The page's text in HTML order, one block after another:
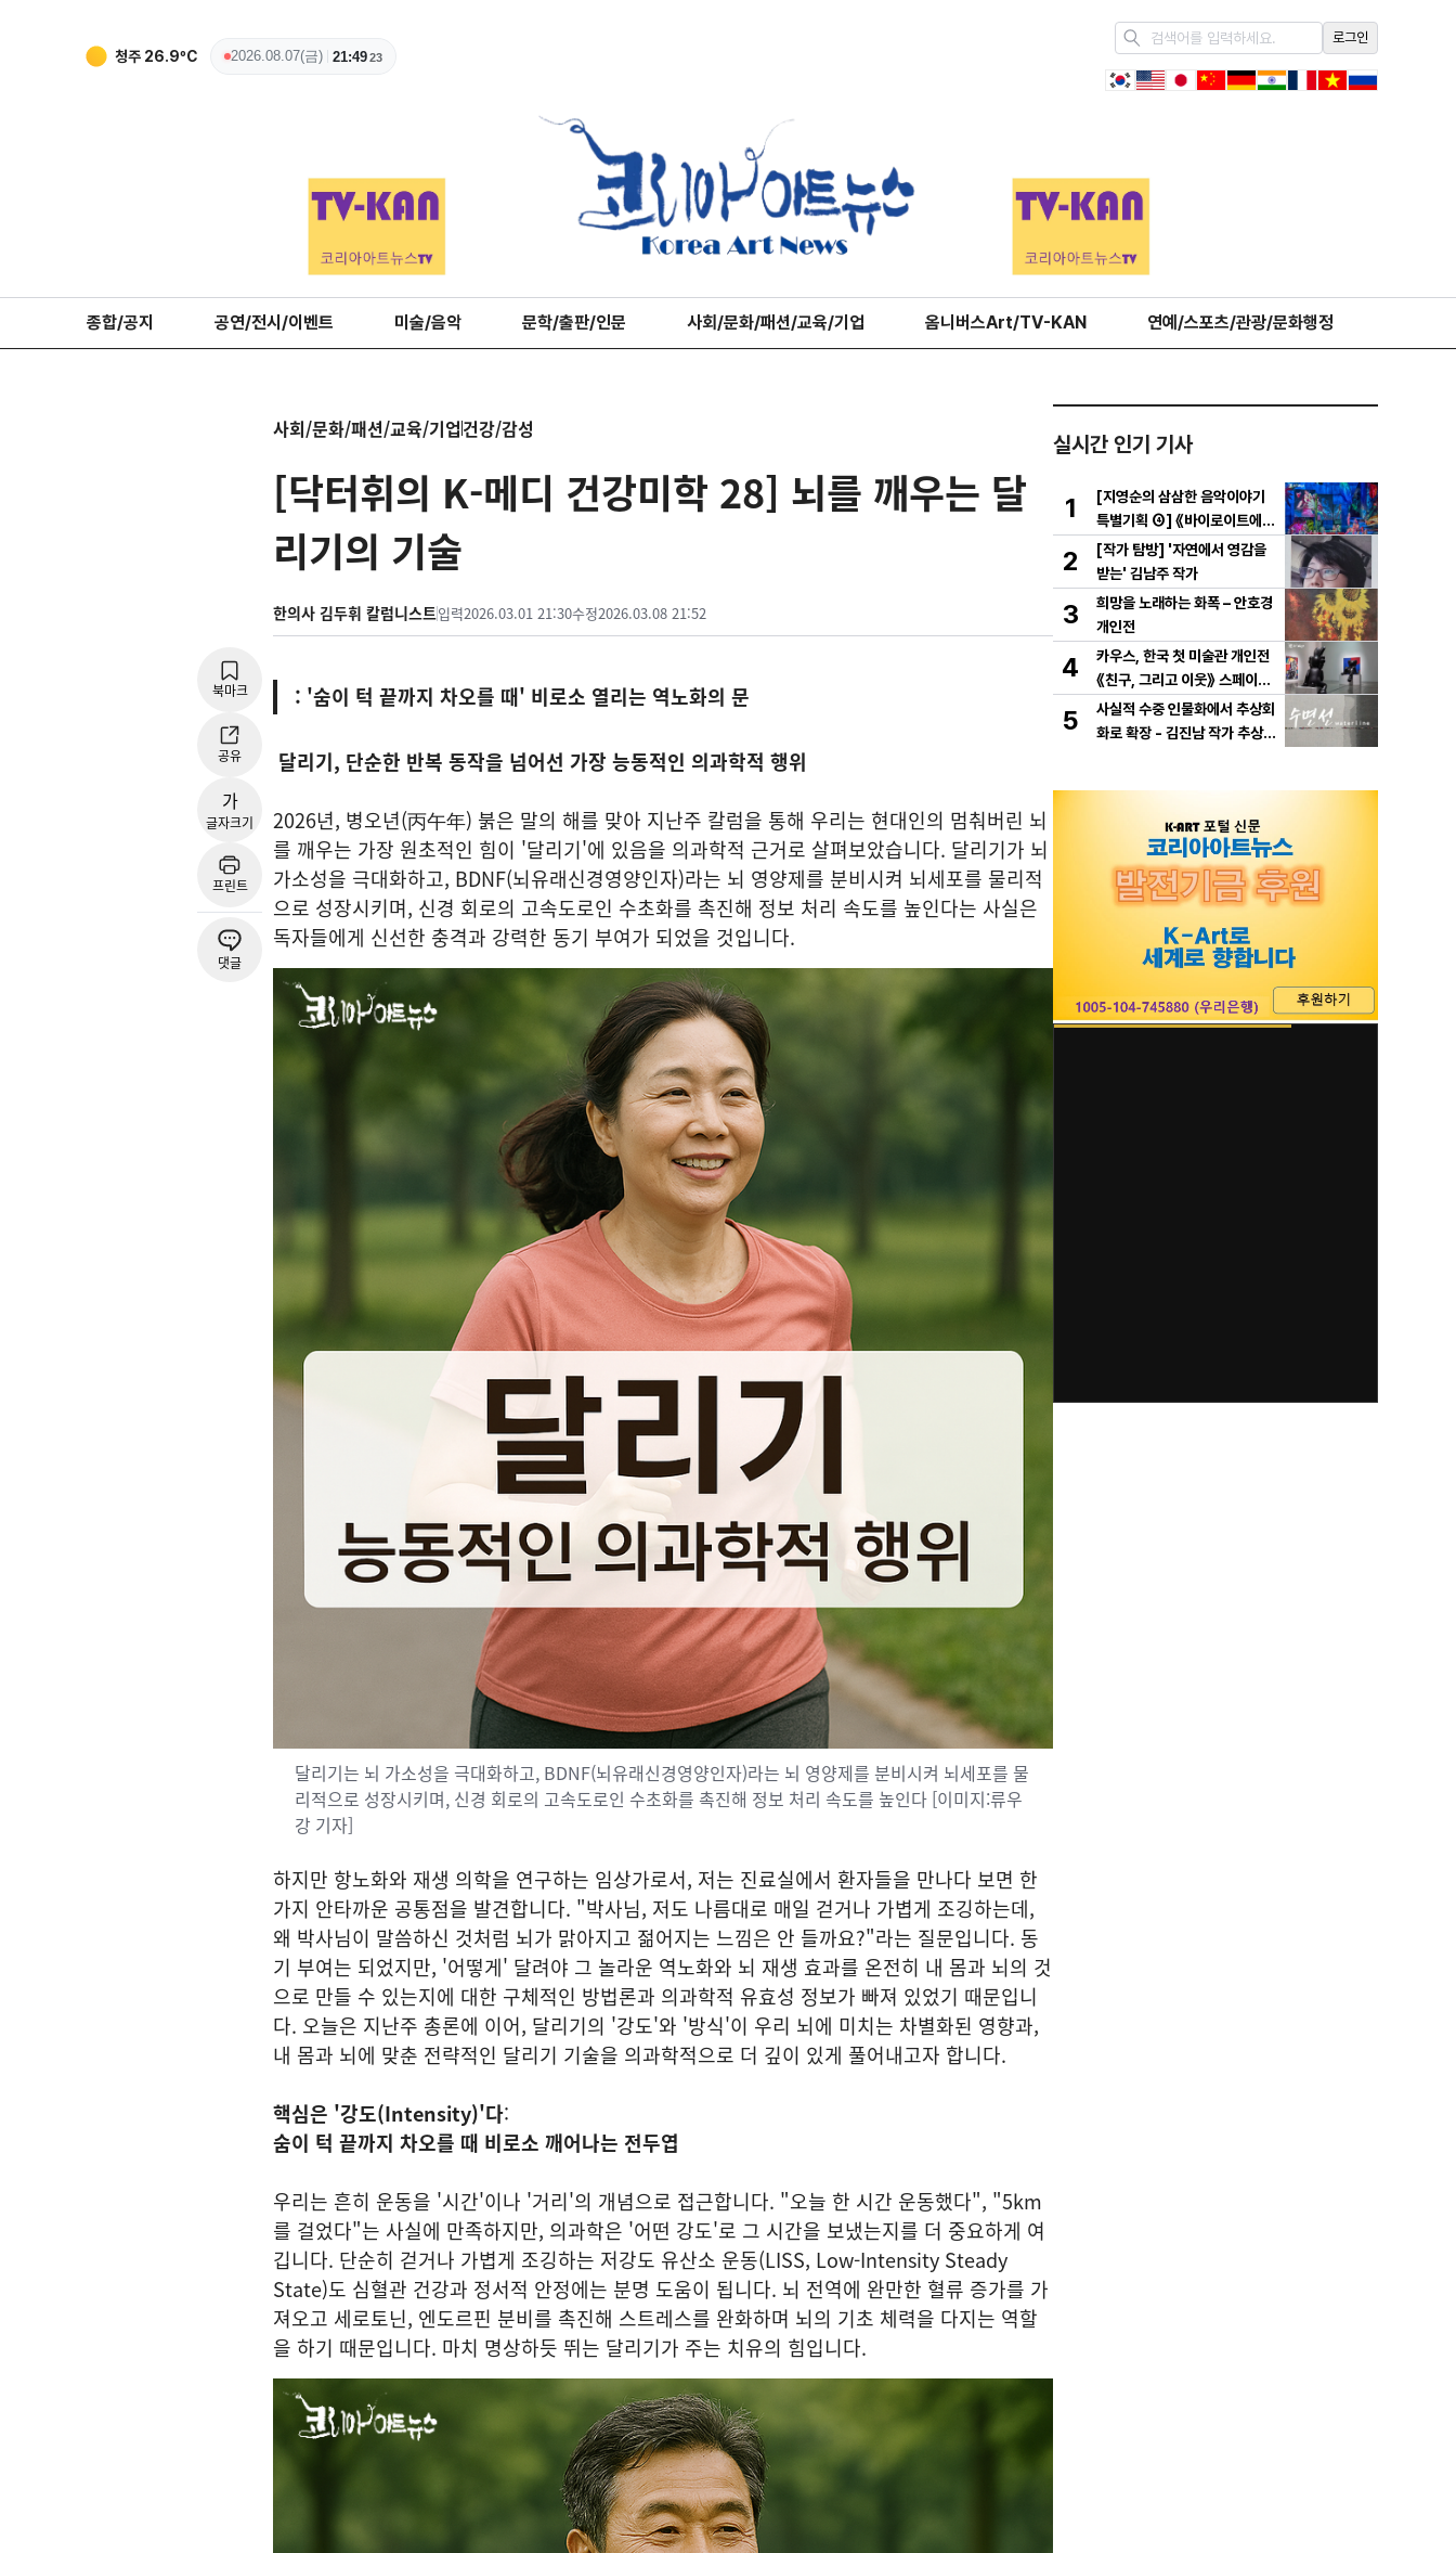
청주 26.9ºC 2026.08.07(금) 21:4924
로그인
종합/공지 공연/전시/이벤트 미술/음악 문학/출판/인문 사회/문화/패션/교육/기업 옴니버스Art/TV-KAN 연예/스포츠/관광/문화행정
사회/문화/패션/교육/기업건강/감성
[닥터휘의 K-메디 건강미학 28] 뇌를 깨우는 달
리기의 기술​
한의사 김두휘 칼럼니스트입력2026.03.01 21:30수정2026.03.08 21:52
북마크
공유
가
글자크기
프린트
댓글
: '숨이 턱 끝까지 차오를 때' 비로소 열리는 역노화의 문​
달리기, 단순한 반복 동작을 넘어선 가장 능동적인 의과학적 행위
​2026년, 병오년(丙午年) 붉은 말의 해를 맞아 지난주 칼럼을 통해 우리는 현대인의 멈춰버린 뇌
를 깨우는 가장 원초적인 힘이 '달리기'에 있음을 의과학적 근거로 살펴보았습니다. 달리기가 뇌
가소성을 극대화하고, BDNF(뇌유래신경영양인자)라는 뇌 영양제를 분비시켜 뇌세포를 물리적
으로 성장시키며, 신경 회로의 고속도로인 수초화를 촉진해 정보 처리 속도를 높인다는 사실은
독자들에게 신선한 충격과 강력한 동기 부여가 되었을 것입니다.​
달리기는 뇌 가소성을 극대화하고, BDNF(뇌유래신경영양인자)라는 뇌 영양제를 분비시켜 뇌세포를 물
리적으로 성장시키며, 신경 회로의 고속도로인 수초화를 촉진해 정보 처리 속도를 높인다 [이미지:류우
강 기자]
하지만 항노화와 재생 의학을 연구하는 임상가로서, 저는 진료실에서 환자들을 만나다 보면 한
가지 안타까운 공통점을 발견합니다. "박사님, 저도 나름대로 매일 걷거나 가볍게 조깅하는데,
왜 박사님이 말씀하신 것처럼 뇌가 맑아지고 젊어지는 느낌은 안 들까요?"라는 질문입니다. 동
기 부여는 되었지만, '어떻게' 달려야 그 놀라운 역노화와 뇌 재생 효과를 온전히 내 몸과 뇌의 것
으로 만들 수 있는지에 대한 구체적인 방법론과 의과학적 유효성 정보가 빠져 있었기 때문입니
다. 오늘은 지난주 총론에 이어, 달리기의 '강도'와 '방식'이 우리 뇌에 미치는 차별화된 영향과,
내 몸과 뇌에 맞춘 전략적인 달리기 기술을 의과학적으로 더 깊이 있게 풀어내고자 합니다.
핵심은 '강도(Intensity)'다:
숨이 턱 끝까지 차오를 때 비로소 깨어나는 전두엽
​우리는 흔히 운동을 '시간'이나 '거리'의 개념으로 접근합니다. "오늘 한 시간 운동했다", "5km
를 걸었다"는 사실에 만족하지만, 의과학은 '어떤 강도'로 그 시간을 보냈는지를 더 중요하게 여
깁니다. 단순히 걷거나 가볍게 조깅하는 저강도 유산소 운동(LISS, Low-Intensity Steady
State)도 심혈관 건강과 정서적 안정에는 분명 도움이 됩니다. 뇌 전역에 완만한 혈류 증가를 가
져오고 세로토닌, 엔도르핀 분비를 촉진해 스트레스를 완화하며 뇌의 기초 체력을 다지는 역할
을 하기 때문입니다. 마치 명상하듯 뛰는 달리기가 주는 치유의 힘입니다.
실시간 인기 기사
1
[지영순의 삼삼한 음악이야기
특별기획 ④] 《바이로이트에서
만난 바그너》
2
[작가 탐방] '자연에서 영감을
받는' 김남주 작가
3
희망을 노래하는 화폭 – 안호경
개인전
4
카우스, 한국 첫 미술관 개인전
《친구, 그리고 이웃》 스페이스
K 서울에서 개최
5
사실적 수중 인물화에서 추상회
화로 확장 - 김진남 작가 추상